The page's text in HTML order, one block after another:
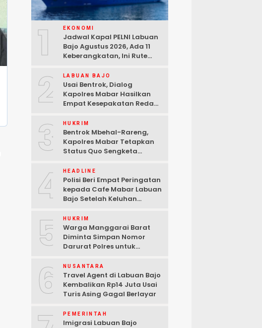
1 EKONOMI
Jadwal Kapal PELNI Labuan
Bajo Agustus 2026, Ada 11
Keberangkatan, Ini Rute
2 LABUAN BAJO
Usai Bentrok, Dialog
Kapolres Mabar Hasilkan
Empat Kesepakatan Redam
3 HUKRIM
Bentrok Mbehal-Rareng,
Kapolres Mabar Tetapkan
Status Quo Sengketa
4 HEADLINE
Polisi Beri Empat Peringatan
kepada Cafe Mabar Labuan
Bajo Setelah Keluhan
5 HUKRIM
Warga Manggarai Barat
Diminta Simpan Nomor
Darurat Polres untuk
6 NUSANTARA
Travel Agent di Labuan Bajo
Kembalikan Rp14 Juta Usai
Turis Asing Gagal Berlayar
PEMERINTAH
Imigrasi Labuan Bajo